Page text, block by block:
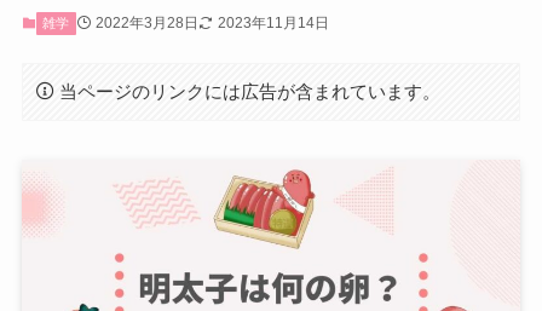
雑学 2022年3月28日 2023年11月14日
当ページのリンクには広告が含まれています。